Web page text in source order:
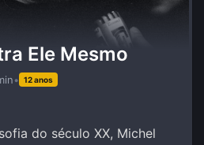
Ele Mesmo
• 12 anos
do século XX, Michel